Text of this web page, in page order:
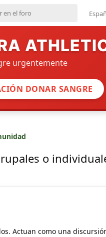
urgentemente
DONAR SANGRE
o
Actuan como una